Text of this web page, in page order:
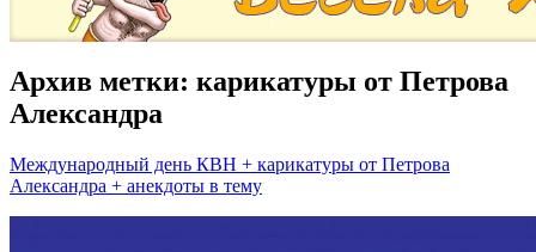
Архив метки: карикатуры от Петрова
Александра
Международный день КВН + карикатуры от Петрова
Александра + анекдоты в тему